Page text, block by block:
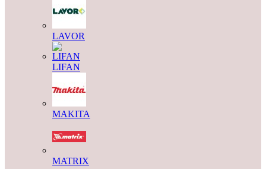
LAVOR
LIFAN
MAKITA
MATRIX